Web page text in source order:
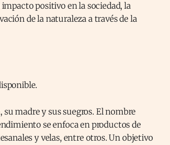
positivo en la sociedad, la
de la naturaleza a través de la
madre y sus suegros. El nombre
se enfoca en productos de
y velas, entre otros. Un objetivo